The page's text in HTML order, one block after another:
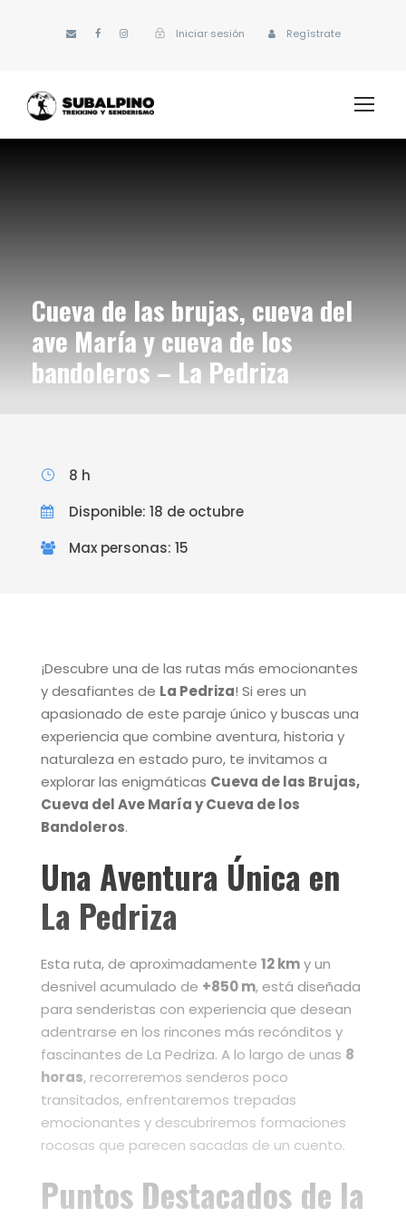
Iniciar sesión Regístrate
Cueva de las brujas, cueva del
ave María y cueva de los
bandoleros – La Pedriza
8 h
Disponible: 18 de octubre
Max personas: 15
¡Descubre una de las rutas más emocionantes
y desafiantes de La Pedriza! Si eres un
apasionado de este paraje único y buscas una
experiencia que combine aventura, historia y
naturaleza en estado puro, te invitamos a
explorar las enigmáticas Cueva de las Brujas,
Cueva del Ave María y Cueva de los
Bandoleros.
Una Aventura Única en
La Pedriza
Esta ruta, de aproximadamente 12 kmy un
desnivel acumulado de +850 m, está diseñada
para senderistas con experiencia que desean
adentrarse en los rincones más recónditos y
fascinantes de La Pedriza. A lo largo de unas 8
horas, recorreremos senderos poco
transitados, enfrentaremos trepadas
emocionantes y descubriremos formaciones
rocosas que parecen sacadas de un cuento.
Puntos Destacados de la